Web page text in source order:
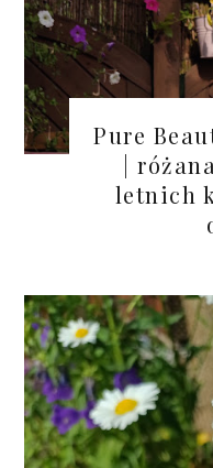
Pure
|
letnich